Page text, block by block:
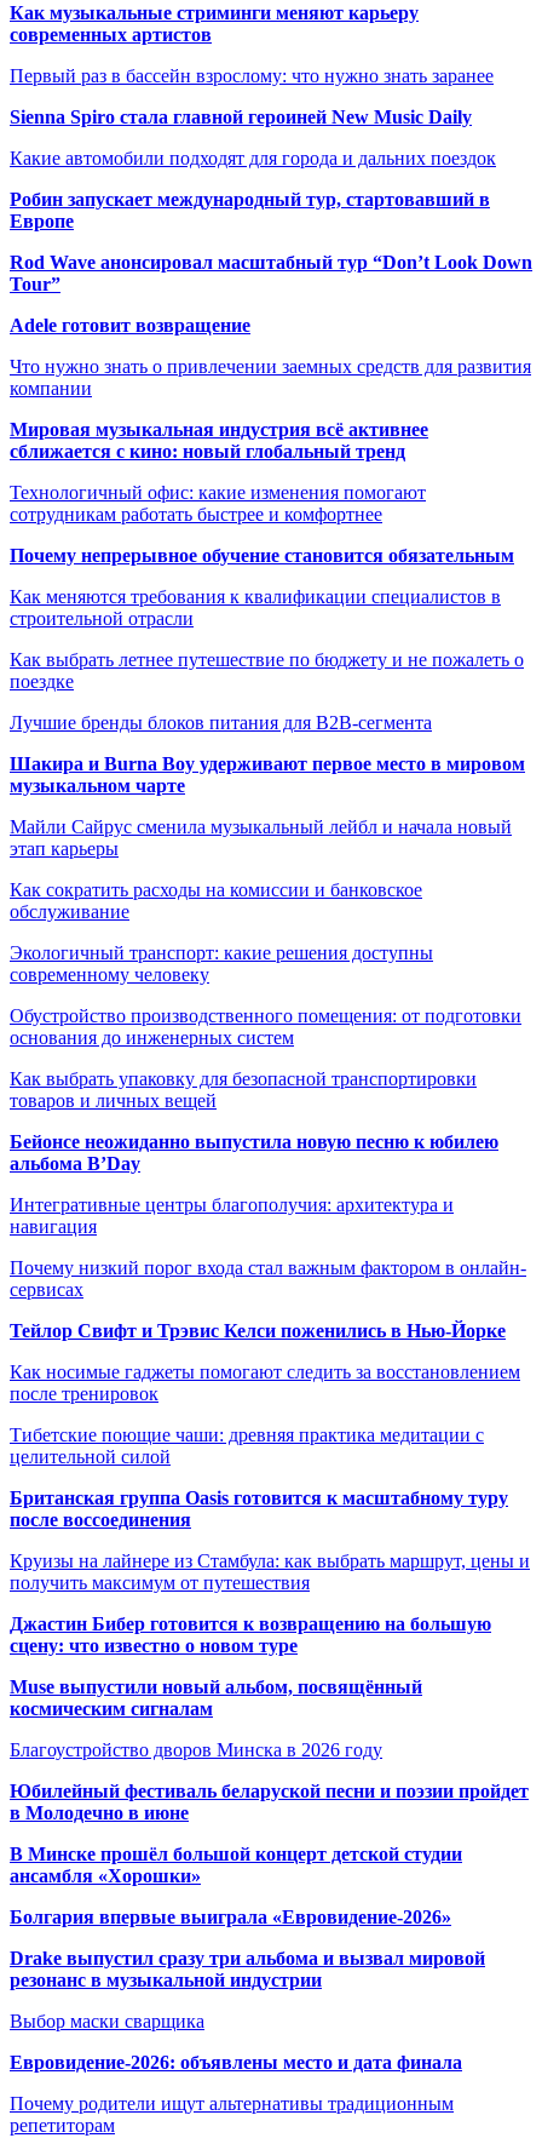
Как музыкальные стриминги меняют карьеру
современных артистов
Первый раз в бассейн взрослому: что нужно знать заранее
Sienna Spiro стала главной героиней New Music Daily
Какие автомобили подходят для города и дальних поездок
Робин запускает международный тур, стартовавший в
Европе
Rod Wave анонсировал масштабный тур “Don’t Look Down
Tour”
Adele готовит возвращение
Что нужно знать о привлечении заемных средств для развития
компании
Мировая музыкальная индустрия всё активнее
сближается с кино: новый глобальный тренд
Технологичный офис: какие изменения помогают
сотрудникам работать быстрее и комфортнее
Почему непрерывное обучение становится обязательным
Как меняются требования к квалификации специалистов в
строительной отрасли
Как выбрать летнее путешествие по бюджету и не пожалеть о
поездке
Лучшие бренды блоков питания для B2B-сегмента
Шакира и Burna Boy удерживают первое место в мировом
музыкальном чарте
Майли Сайрус сменила музыкальный лейбл и начала новый
этап карьеры
Как сократить расходы на комиссии и банковское
обслуживание
Экологичный транспорт: какие решения доступны
современному человеку
Обустройство производственного помещения: от подготовки
основания до инженерных систем
Как выбрать упаковку для безопасной транспортировки
товаров и личных вещей
Бейонсе неожиданно выпустила новую песню к юбилею
альбома B’Day
Интегративные центры благополучия: архитектура и
навигация
Почему низкий порог входа стал важным фактором в онлайн-
сервисах
Тейлор Свифт и Трэвис Келси поженились в Нью-Йорке
Как носимые гаджеты помогают следить за восстановлением
после тренировок
Тибетские поющие чаши: древняя практика медитации с
целительной силой
Британская группа Oasis готовится к масштабному туру
после воссоединения
Круизы на лайнере из Стамбула: как выбрать маршрут, цены и
получить максимум от путешествия
Джастин Бибер готовится к возвращению на большую
сцену: что известно о новом туре
Muse выпустили новый альбом, посвящённый
космическим сигналам
Благоустройство дворов Минска в 2026 году
Юбилейный фестиваль беларуской песни и поэзии пройдет
в Молодечно в июне
В Минске прошёл большой концерт детской студии
ансамбля «Хорошки»
Болгария впервые выиграла «Евровидение-2026»
Drake выпустил сразу три альбома и вызвал мировой
резонанс в музыкальной индустрии
Выбор маски сварщика
Евровидение-2026: объявлены место и дата финала
Почему родители ищут альтернативы традиционным
репетиторам